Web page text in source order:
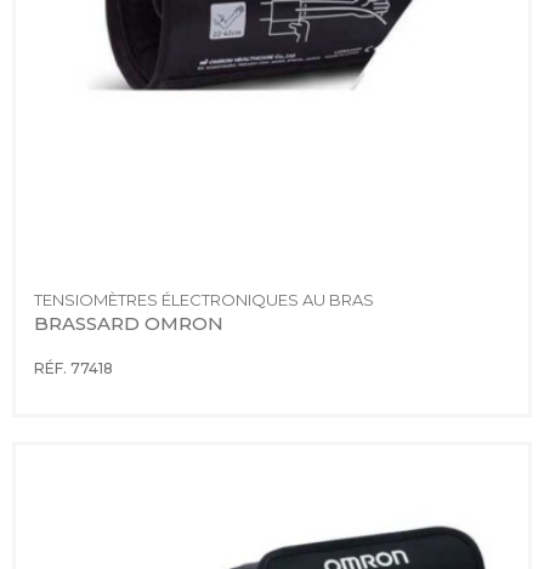
TENSIOMÈTRES ÉLECTRONIQUES AU BRAS
BRASSARD OMRON
RÉF. 77418